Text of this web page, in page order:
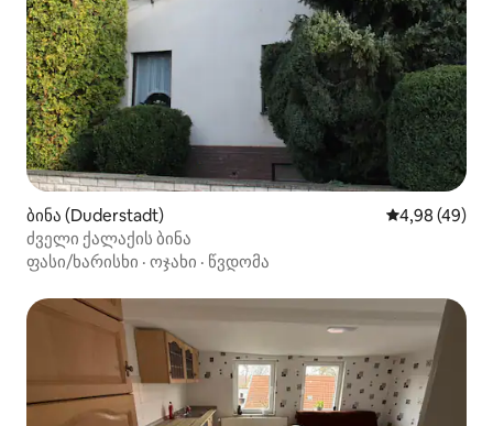
ბინა (Duderstadt) საშუალო
4,98 (49)
ძველი ქალაქის ბინა
ფასი/ხარისხი · ოჯახი · წვდომა